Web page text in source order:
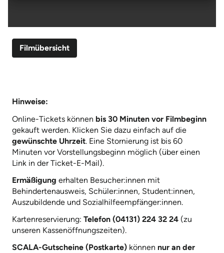
Filmübersicht
Hinweise:
Online-Tickets können bis 30 Minuten vor Filmbeginn
gekauft werden. Klicken Sie dazu einfach auf die
gewünschte Uhrzeit. Eine Stornierung ist bis 60
Minuten vor Vorstellungsbeginn möglich (über einen
Link in der Ticket-E-Mail).
Ermäßigung erhalten Besucher:innen mit
Behindertenausweis, Schüler:innen, Student:innen,
Auszubildende und Sozialhilfeempfänger:innen.
Kartenreservierung: Telefon (04131) 224 32 24 (zu
unseren Kassenöffnungszeiten).
SCALA-Gutscheine (Postkarte) können nur an der